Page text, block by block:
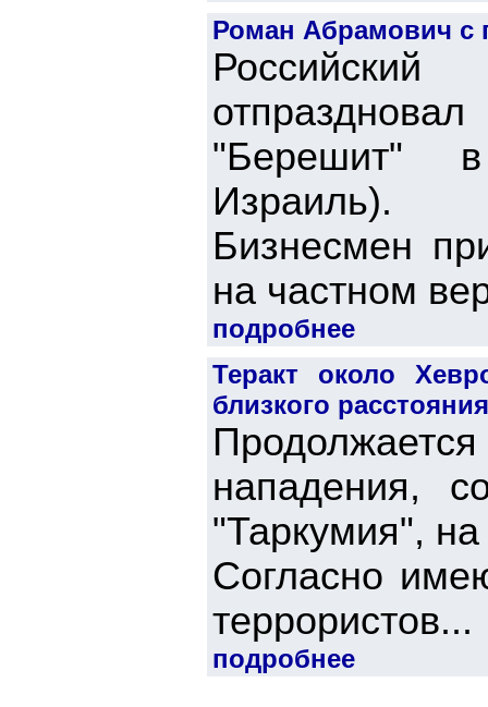
Роман Абрамович с
"Берешит"
Израиль).
Бизнесмен
на частном
подробнее
Теракт около
близкого расстояния
нападения,
"Таркумия",
Согласно
террористов...
подробнее